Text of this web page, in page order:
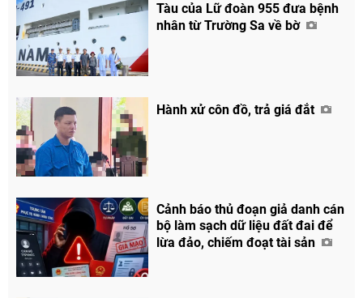
Tàu của Lữ đoàn 955 đưa bệnh
nhân từ Trường Sa về bờ
Hành xử côn đồ, trả giá đắt
Cảnh báo thủ đoạn giả danh cán
bộ làm sạch dữ liệu đất đai để
lừa đảo, chiếm đoạt tài sản